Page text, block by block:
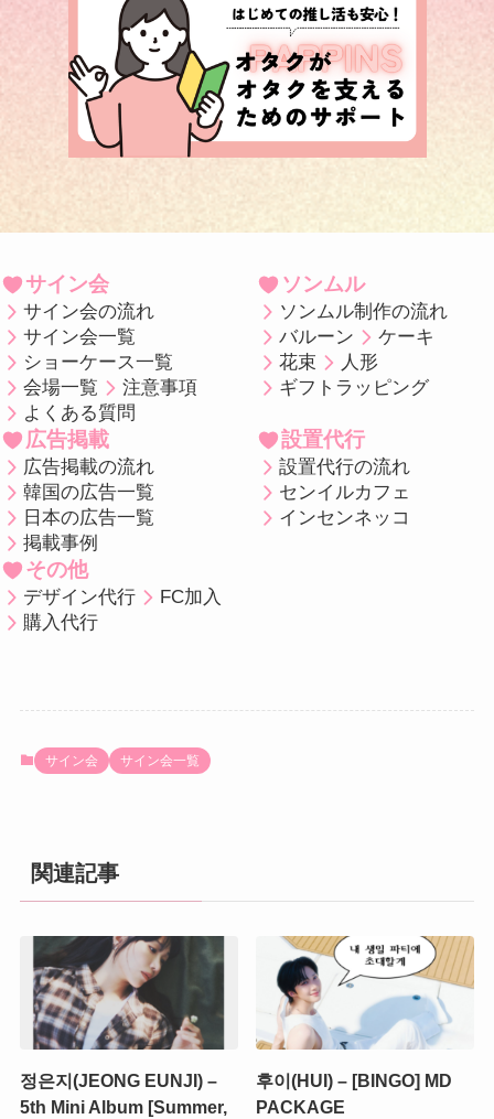
サイン会
サイン会の流れ
サイン会一覧
ショーケース一覧
会場一覧
注意事項
よくある質問
ソンムル
ソンムル制作の流れ
バルーン
ケーキ
花束
人形
ギフトラッピング
広告掲載
広告掲載の流れ
韓国の広告一覧
日本の広告一覧
掲載事例
設置代行
設置代行の流れ
センイルカフェ
インセンネッコ
その他
デザイン代行
FC加入
購入代行
サイン会 サイン会一覧
関連記事
정은지(JEONG EUNJI) –
5th Mini Album [Summer,
후이(HUI) – [BINGO] MD
PACKAGE